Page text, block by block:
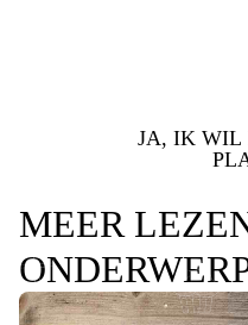
JA, IK WIL
MEER